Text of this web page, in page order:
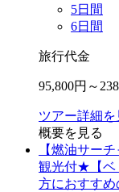
5日間
6日間
旅行代金
95,800円～
ツアー詳細を
概要を見る
【燃油サー
観光付★【ベ
方におすす